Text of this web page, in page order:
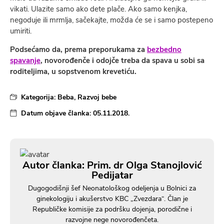
vikati. Ulazite samo ako dete plače. Ako samo kenjka,
negoduje ili mrmlja, sačekajte, možda će se i samo postepeno
umiriti.
Podsećamo da, prema preporukama za bezbedno
spavanje, novorođenče i odojče treba da spava u sobi sa
roditeljima, u sopstvenom krevetiću.
Kategorija: Beba, Razvoj bebe
Datum objave članka: 05.11.2018.
Autor članka: Prim. dr Olga Stanojlović
Pedijatar
Dugogodišnji šef Neonatološkog odeljenja u Bolnici za
ginekologiju i akušerstvo KBC „Zvezdara“. Član je
Republičke komisije za podršku dojenja, porodične i
razvojne nege novorođenčeta.